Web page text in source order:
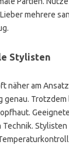
mehrere
Stylisten
näher am
genau.
Technik.